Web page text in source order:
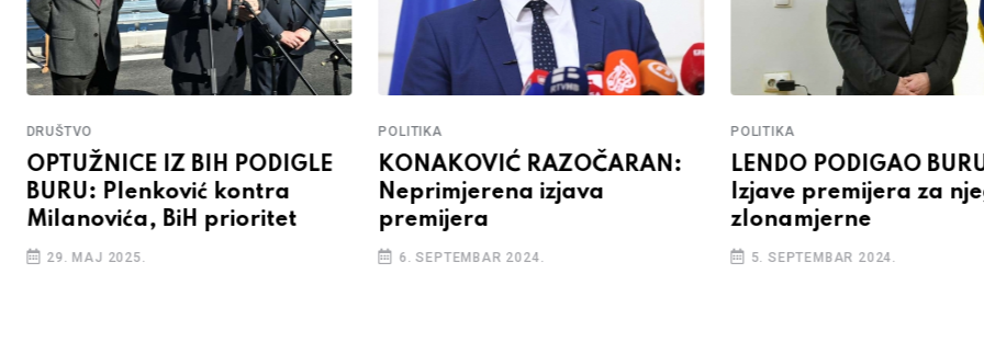
DRUŠTVO
OPTUŽNICE IZ BIH PODIGLE
BURU: Plenković kontra
Milanovića, BiH prioritet
29. MAJ 2025.
POLITIKA
KONAKOVIĆ RAZOČARAN:
Neprimjerena izjava
premijera
6. SEPTEMBAR 2024.
POLITIKA
LENDO PODIGAO
Izjave premijera za
zlonamjerne
5. SEPTEMBAR 2024.